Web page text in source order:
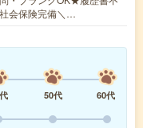
会保険完備＼…
50代
60代